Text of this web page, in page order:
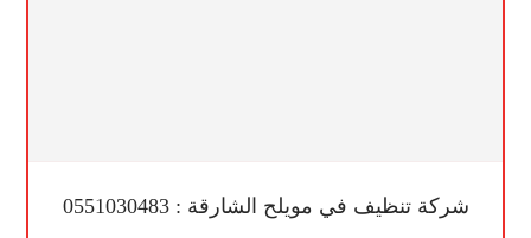
شركة تنظيف في مويلح الشارقة : 0551030483